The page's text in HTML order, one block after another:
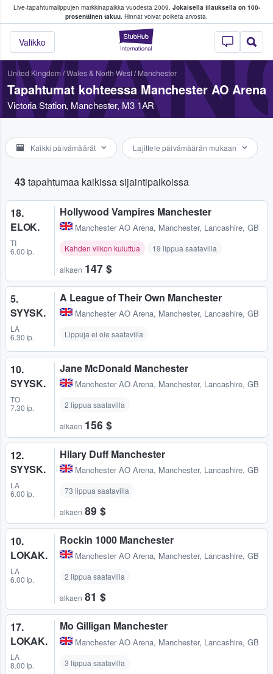
Live-tapahtumalippujen markkinapaikka vuodesta 2009. Jokaisella tilauksella on 100-
prosenttinen takuu. Hinnat voivat poiketa arvosta.
StubHub -
Valikko
fanit ostavat ja myyvät lippuja
United Kingdom/Wales & North West/ Manchester
Tapahtumat kohteessa Manchester AO Arena
Victoria Station, Manchester, M3 1AR
Kaikki päivämäärät Lajittele päivämäärän mukaan
43tapahtumaa kaikissa sijaintipaikoissa
18.
ELOK.
TI
6.00 ip.
Hollywood Vampires Manchester
Manchester AO Arena, Manchester, Lancashire, GB
Kahden viikon kuluttua 19 lippua saatavilla
alkaen 147 $
5.
SYYSK.
LA
6.30 ip.
A League of Their Own Manchester
Manchester AO Arena, Manchester, Lancashire, GB
Lippuja ei ole saatavilla
10.
SYYSK.
TO
7.30 ip.
Jane McDonald Manchester
Manchester AO Arena, Manchester, Lancashire, GB
2 lippua saatavilla
alkaen 156 $
12.
SYYSK.
LA
6.00 ip.
Hilary Duff Manchester
Manchester AO Arena, Manchester, Lancashire, GB
73 lippua saatavilla
alkaen 89 $
10.
LOKAK.
LA
6.00 ip.
Rockin 1000 Manchester
Manchester AO Arena, Manchester, Lancashire, GB
2 lippua saatavilla
alkaen 81 $
17.
LOKAK.
LA
8.00 ip.
Mo Gilligan Manchester
Manchester AO Arena, Manchester, Lancashire, GB
3 lippua saatavilla